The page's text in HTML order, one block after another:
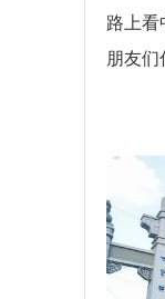
路上
朋友们